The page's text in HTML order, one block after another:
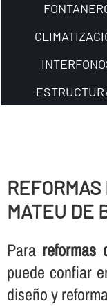
MATEU DE
Para reformas
puede confiar
diseño y